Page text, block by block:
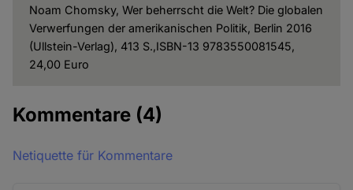
Noam Chomsky, Wer beherrscht die Welt? Die globalen
Verwerfungen der amerikanischen Politik, Berlin 2016
(Ullstein-Verlag), 413 S.,ISBN-13 9783550081545,
24,00 Euro
Kommentare (4)
Netiquette für Kommentare